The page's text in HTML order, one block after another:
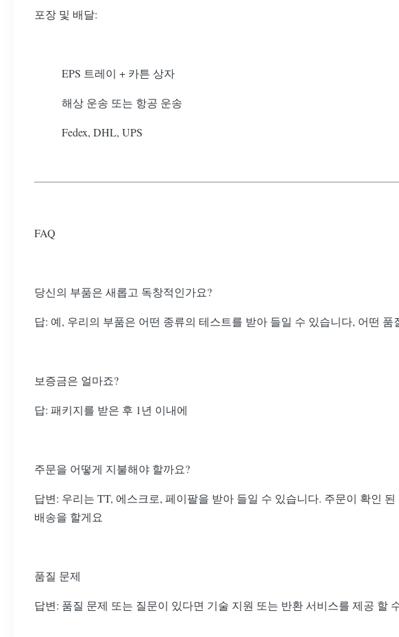
포장 및 배달:
EPS 트레이 + 카튼 상자
해상 운송 또는 항공 운송
Fedex, DHL, UPS
FAQ
당신의 부품은 새롭고 독창적인가요?
답: 예, 우리의 부품은 어떤 종류의 테스트를 받아 들일 수 있습니다, 어떤
보증금은 얼마죠?
답: 패키지를 받은 후 1년 이내에
주문을 어떻게 지불해야 할까요?
답변: 우리는 TT, 에스크로, 페이팔을 받아 들일 수 있습니다. 주문이 확인
배송을 할게요
품질 문제
답변: 품질 문제 또는 질문이 있다면 기술 지원 또는 반환 서비스를 제공 할